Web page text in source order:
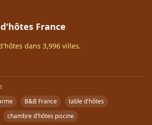
France
dans 3,996 villes.
B&B France
table d'hôtes
chambre d'hôtes piscine